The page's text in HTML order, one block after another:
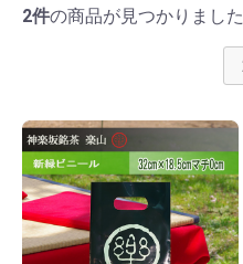
2件の商品が見つかりました